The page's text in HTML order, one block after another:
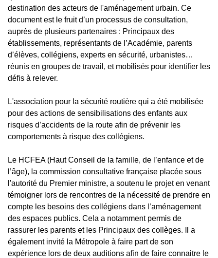
destination des acteurs de l'aménagement urbain. Ce
document est le fruit d’un processus de consultation,
auprès de plusieurs partenaires : Principaux des
établissements, représentants de l’Académie, parents
d’élèves, collégiens, experts en sécurité, urbanistes…
réunis en groupes de travail, et mobilisés pour identifier les
défis à relever.
L'association pour la sécurité routière qui a été mobilisée
pour des actions de sensibilisations des enfants aux
risques d’accidents de la route afin de prévenir les
comportements à risque des collégiens.
Le HCFEA (Haut Conseil de la famille, de l’enfance et de
l’âge), la commission consultative française placée sous
l'autorité du Premier ministre, a soutenu le projet en venant
témoigner lors de rencontres de la nécessité de prendre en
compte les besoins des collégiens dans l’aménagement
des espaces publics. Cela a notamment permis de
rassurer les parents et les Principaux des collèges. Il a
également invité la Métropole à faire part de son
expérience lors de deux auditions afin de faire connaitre le